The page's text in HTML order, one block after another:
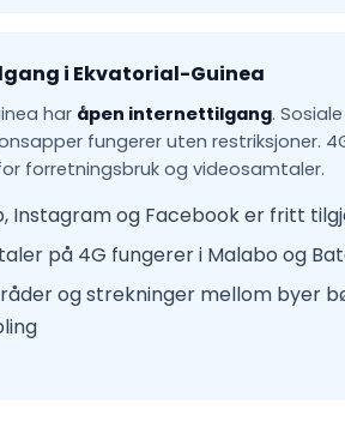
i Ekvatorial-Guinea
har åpen internettilgang.
fungerer uten restriksjoner.
forretningsbruk og videosamtaler.
Instagram og Facebook er fritt
på 4G fungerer i Malabo og
og strekninger mellom byer